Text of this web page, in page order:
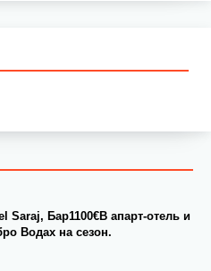
Saraj, Бар1100€В апарт-отель и
Водах на сезон.